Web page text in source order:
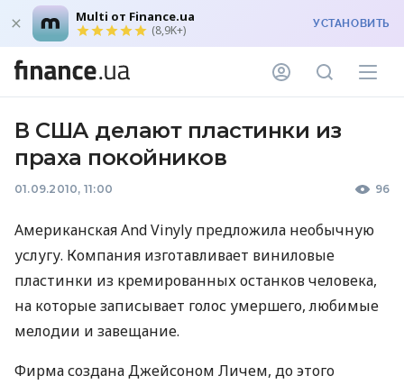
Multi от Finance.ua
(8,9K+) УСТАНОВИТЬ
В США делают пластинки из
праха покойников
01.09.2010, 11:00 96
Американская And Vinyly предложила необычную
услугу. Компания изготавливает виниловые
пластинки из кремированных останков человека,
на которые записывает голос умершего, любимые
мелодии и завещание.
Фирма создана Джейсоном Личем, до этого